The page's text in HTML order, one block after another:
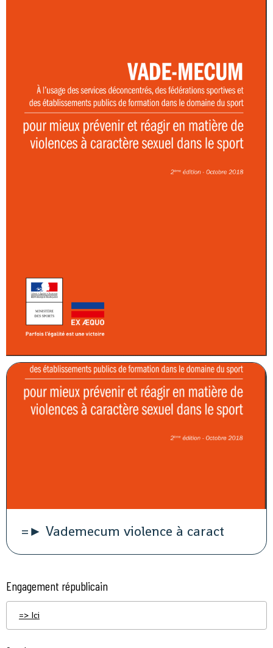
=► Vademecum violence à caract
Engagement républicain
=> Ici